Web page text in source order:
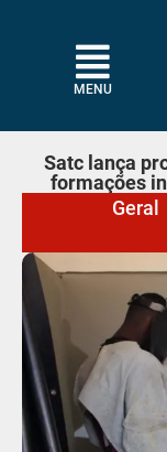
MENU
Satc lança
formações
Geral